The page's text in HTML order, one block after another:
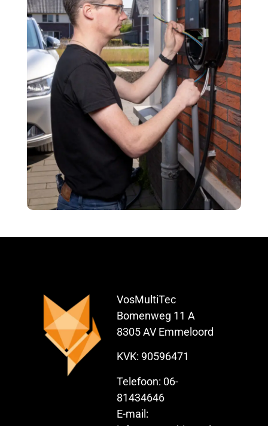
VosMultiTec
Bomenweg 11 A
8305 AV Emmeloord
KVK: 90596471
Telefoon: 06-
81434646
E-mail: